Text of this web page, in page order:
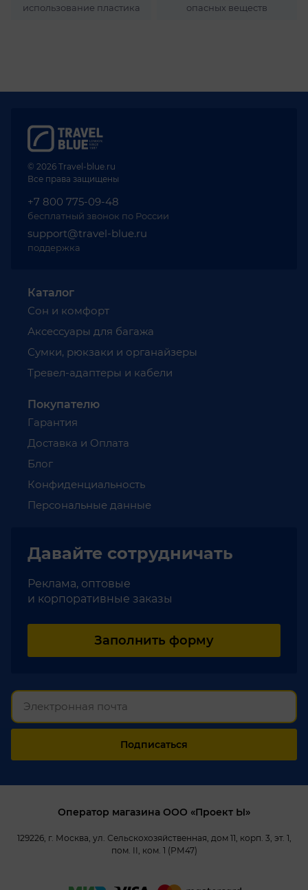
использование пластика
опасных веществ
© 2026 Travel-blue.ru
Все права защищены
+7 800 775-09-48
бесплатный звонок по России
support@travel-blue.ru
поддержка
Каталог
Сон и комфорт
Аксессуары для багажа
Сумки, рюкзаки и органайзеры
Тревел-адаптеры и кабели
Покупателю
Гарантия
Доставка и Оплата
Блог
Конфиденциальность
Персональные данные
Давайте сотрудничать
Реклама, оптовые
и корпоративные заказы
Заполнить форму
Подписаться
Оператор магазина ООО «Проект Ы»
129226, г. Москва, ул. Сельскохозяйственная, дом 11, корп. 3, эт. 1,
пом. II, ком. 1 (РМ47)